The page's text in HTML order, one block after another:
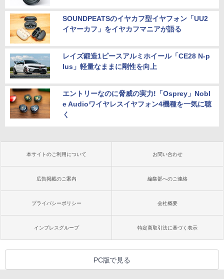
SOUNDPEATSのイヤカフ型イヤフォン「UU2
イヤーカフ」をイヤカフマニアが語る
レイズ鍛造1ピースアルミホイール「CE28 N-p
lus」軽量なままに剛性を向上
エントリーなのに脅威の実力!「Osprey」Nobl
e Audioワイヤレスイヤフォン4機種を一気に聴
く
本サイトのご利用について お問い合わせ
広告掲載のご案内 編集部へのご連絡
プライバシーポリシー 会社概要
インプレスグループ 特定商取引法に基づく表示
PC版で見る